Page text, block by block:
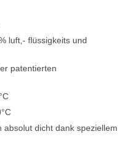
luft,- flüssigkeits und 
patentierten
dicht dank speziellem